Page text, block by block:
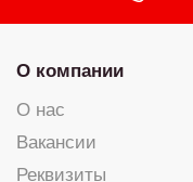
О компании
О нас
Вакансии
Реквизиты